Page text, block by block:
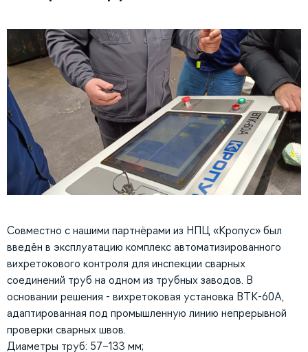
Совместно с нашими партнёрами из НПЦ «Кропус» был
введён в эксплуатацию комплекс автоматизированного
вихретокового контроля для инспекции сварных
соединений труб на одном из трубных заводов. В
основании решения - вихретоковая установка ВТК-60А,
адаптированная под промышленную линию непрерывной
проверки сварных швов.
Диаметры труб: 57–133 мм;